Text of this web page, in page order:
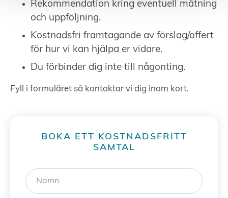
Rekommendation kring eventuell mätning
och uppföljning.
Kostnadsfri framtagande av förslag/offert
för hur vi kan hjälpa er vidare.
Du förbinder dig inte till någonting.
Fyll i formuläret så kontaktar vi dig inom kort.
BOKA ETT KOSTNADSFRITT
SAMTAL